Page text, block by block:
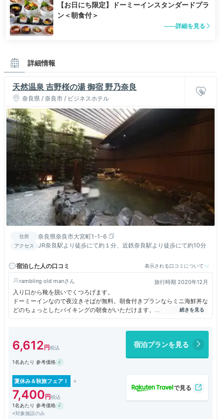
【お日にち限定】ドーミーインスタンダードプラ
ン＜朝食付＞
詳細を見る
詳細情報
天然温泉 吉野桜の湯 御宿 野乃奈良
奈良県 / 奈良市 / ビジネスホテル
住所 奈良県奈良市大宮町1-1-6
アクセス JR奈良駅より徒歩にて約１分、近鉄奈良駅より徒歩にて約10分
宿泊した人の口コミ 表示される口コミについて
rambling old man 旅行時期 2020年12月
入り口から靴を脱いでくつろげます。
ドーミーインなので夜泣きそばが無料。朝食付きプランならミニ海鮮丼な
どのちょっとしたバイキングの朝食がいただけます。
奈良の寺社観光は近鉄奈良駅の方が近いですが、駅前から東へ続く「三条
お風呂はこじんまりとしていますが、清潔感があって素晴らしいです。
駐車場は1回1,500円ですが西に歩いて1分ほどのところにTimesがありま
す。
用するのも手です。
6,612 宿泊プランを見る
1名あたり 参考価格
夏休み＆秋旅フェア！
7,400
1名あたり 参考価格
※対象施設のみ